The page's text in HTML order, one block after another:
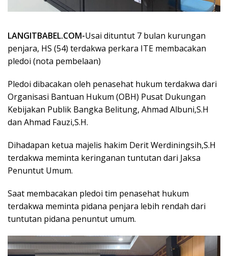
LANGITBABEL.COM-Usai dituntut 7 bulan kurungan
penjara, HS (54) terdakwa perkara ITE membacakan
pledoi (nota pembelaan)
Pledoi dibacakan oleh penasehat hukum terdakwa dari
Organisasi Bantuan Hukum (OBH) Pusat Dukungan
Kebijakan Publik Bangka Belitung, Ahmad Albuni,S.H
dan Ahmad Fauzi,S.H.
Dihadapan ketua majelis hakim Derit Werdiningsih,S.H
terdakwa meminta keringanan tuntutan dari Jaksa
Penuntut Umum.
Saat membacakan pledoi tim penasehat hukum
terdakwa meminta pidana penjara lebih rendah dari
tuntutan pidana penuntut umum.